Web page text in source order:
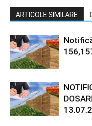
ARTICOLE SIMILARE